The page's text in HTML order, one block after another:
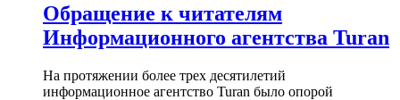
Обращение к читателям
Информационного агентства Turan
На протяжении более трех десятилетий
информационное агентство Turan было опорой